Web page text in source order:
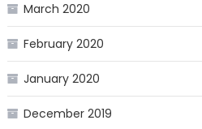
March 2020
February 2020
January 2020
December 2019